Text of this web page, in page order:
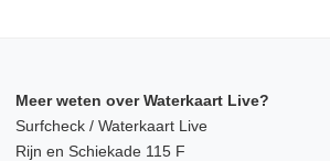
Meer weten over Waterkaart Live?
Surfcheck / Waterkaart Live
Rijn en Schiekade 115 F